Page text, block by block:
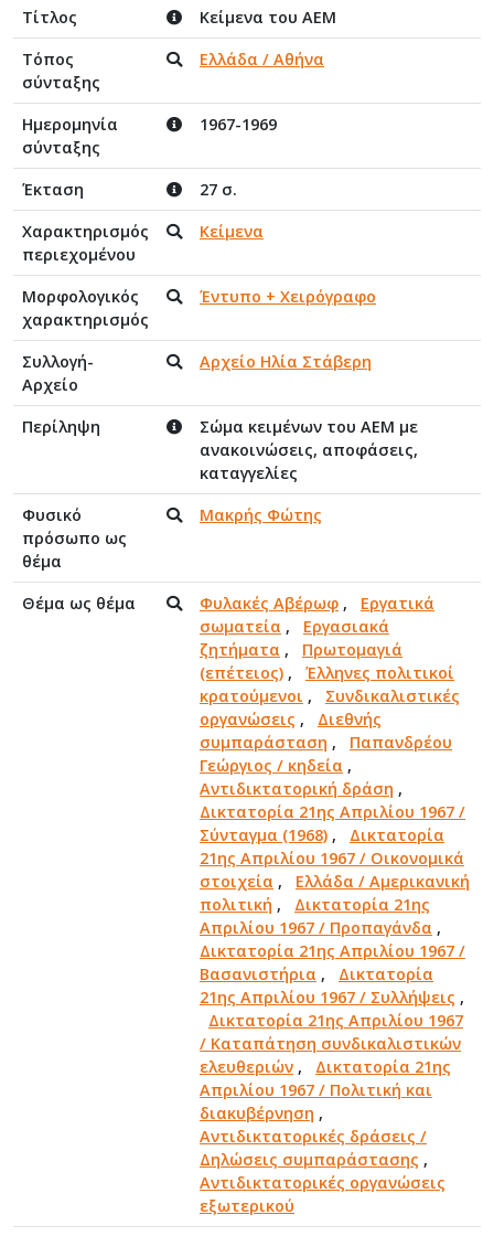
Τίτλος
Κείμενα του ΑΕΜ
Τόπος
σύνταξης
Ελλάδα / Αθήνα
Ημερομηνία
σύνταξης
1967-1969
Έκταση
27 σ.
Χαρακτηρισμός
περιεχομένου
Κείμενα
Μορφολογικός
χαρακτηρισμός
Έντυπο + Χειρόγραφο
Συλλογή-
Αρχείο
Αρχείο Ηλία Στάβερη
Περίληψη
Σώμα κειμένων του ΑΕΜ με
ανακοινώσεις, αποφάσεις,
καταγγελίες
Φυσικό
πρόσωπο ως
θέμα
Μακρής Φώτης
Θέμα ως θέμα Φυλακές Αβέρωφ , Εργατικά
σωματεία , Εργασιακά
ζητήματα , Πρωτομαγιά
(επέτειος) , Έλληνες πολιτικοί
κρατούμενοι , Συνδικαλιστικές
οργανώσεις , Διεθνής
συμπαράσταση , Παπανδρέου
Γεώργιος / κηδεία ,
Αντιδικτατορική δράση ,
Δικτατορία 21ης Απριλίου 1967 /
Σύνταγμα (1968) , Δικτατορία
21ης Απριλίου 1967 / Οικονομικά
στοιχεία , Ελλάδα / Αμερικανική
πολιτική , Δικτατορία 21ης
Απριλίου 1967 / Προπαγάνδα ,
Δικτατορία 21ης Απριλίου 1967 /
Βασανιστήρια , Δικτατορία
21ης Απριλίου 1967 / Συλλήψεις ,
Δικτατορία 21ης Απριλίου 1967
/ Καταπάτηση συνδικαλιστικών
ελευθεριών , Δικτατορία 21ης
Απριλίου 1967 / Πολιτική και
διακυβέρνηση ,
Αντιδικτατορικές δράσεις /
Δηλώσεις συμπαράστασης ,
Αντιδικτατορικές οργανώσεις
εξωτερικού